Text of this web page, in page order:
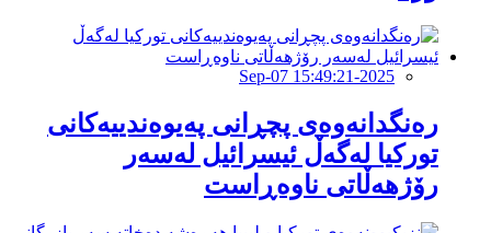
2025-Sep-07 15:49:21
رەنگدانەوەی پچڕانی پەیوەندییەكانی
توركیا لەگەڵ ئیسرائیل لەسەر
رۆژهەڵاتی ناوەڕاست